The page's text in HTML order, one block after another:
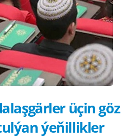
üçin göz
ýeňillikler